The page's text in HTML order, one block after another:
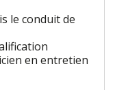
le conduit de
en entretien